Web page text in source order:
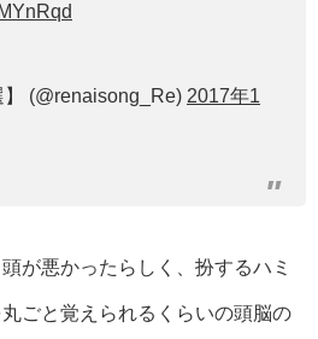
(@renaisong_Re) 2017年1
が悪かったらしく、扮するハミ
ごと覚えられるくらいの頭脳の